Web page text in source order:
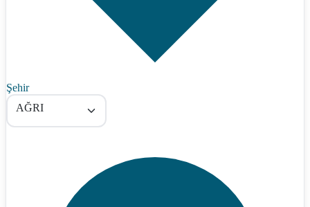
Şehir
AĞRI